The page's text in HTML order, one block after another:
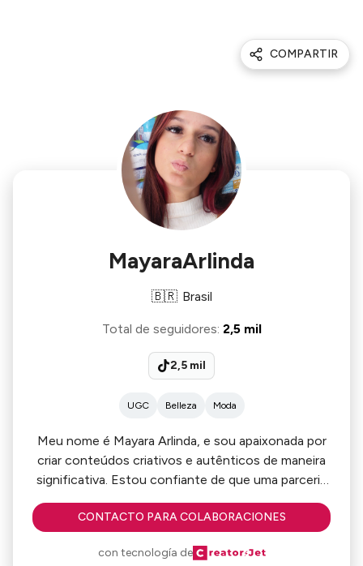
COMPARTIR
MayaraArlinda
🇧🇷 Brasil
Total de seguidores: 2,5 mil
2,5 mil
UGC Belleza Moda
Meu nome é Mayara Arlinda, e sou apaixonada por
criar conteúdos criativos e autênticos de maneira
significativa. Estou confiante de que uma parceria
entre nós poderia ser mutuamente benéfica, e
estou ansiosa para discutir como posso contriubir.
conversa para explorar possíveis colaborações.
CONTACTO PARA COLABORACIONES
con tecnología de